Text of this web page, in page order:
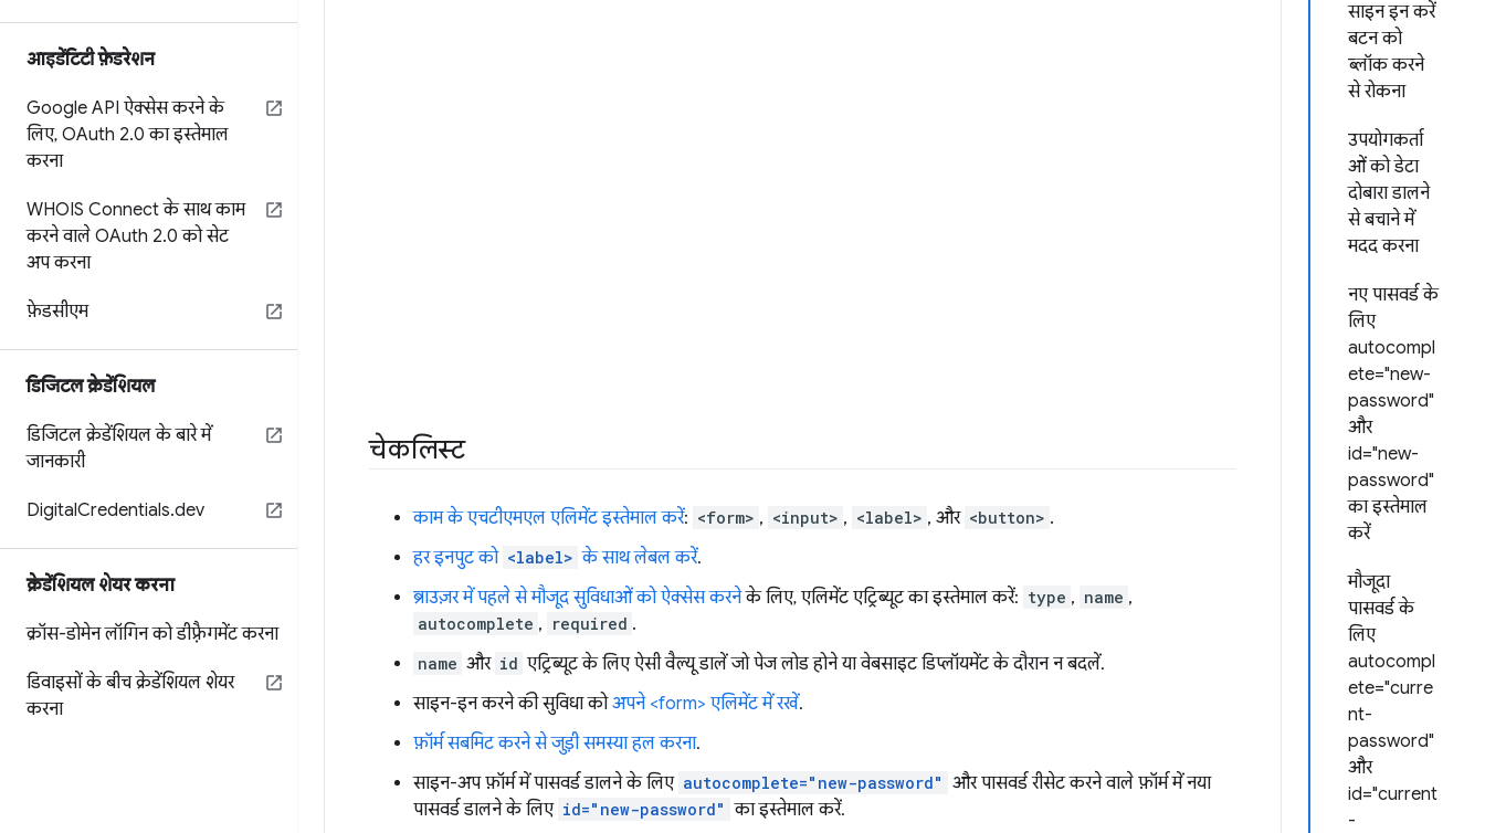
आइडेंटिटी फ़ेडरेशन
Google API ऐक्सेस करने के
लिए, OAuth 2.0 का इस्तेमाल
करना
WHOIS Connect के साथ काम
करने वाले OAuth 2.0 को सेट
अप करना
फ़ेडसीएम
डिजिटल क्रेडेंशियल
डिजिटल क्रेडेंशियल के बारे में
जानकारी
DigitalCredentials.dev
क्रेडेंशियल शेयर करना
क्रॉस-डोमेन लॉगिन को डीफ़्रैगमेंट करना
डिवाइसों के बीच क्रेडेंशियल शेयर
करना
साइन इन करें
बटन को
ब्लॉक करने
से रोकना
उपयोगकर्ता
ओं को डेटा
दोबारा डालने
से बचाने में
मदद करना
नए पासवर्ड के
लिए
autocompl
ete="new-
password"
और
id="new-
password"
का इस्तेमाल
करें
मौजूदा
पासवर्ड के
लिए
autocompl
ete="curre
nt-
password"
और
id="current
-
चेकलिस्ट
काम के एचटीएमएल एलिमेंट इस्तेमाल करें: <form> , <input> , <label> , और <button> .
हर इनपुट को <label> के साथ लेबल करें.
ब्राउज़र में पहले से मौजूद सुविधाओं को ऐक्सेस करनेके लिए, एलिमेंट एट्रिब्यूट का इस्तेमाल करें: type , name ,
autocomplete , required .
name और id एट्रिब्यूट के लिए ऐसी वैल्यू डालें जो पेज लोड होने या वेबसाइट डिप्लॉयमेंट के दौरान न बदलें.
साइन-इन करने की सुविधा कोअपने <form> एलिमेंट में रखें.
फ़ॉर्म सबमिट करने से जुड़ी समस्या हल करना.
साइन-अप फ़ॉर्म में पासवर्ड डालने के लिए autocomplete="new-password" और पासवर्ड रीसेट करने वाले फ़ॉर्म में नया
पासवर्ड डालने के लिए id="new-password" का इस्तेमाल करें.